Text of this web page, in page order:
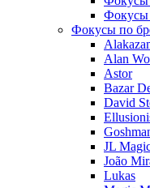
Фокусы
Фокусы по
Alan
Astor
Bazar
David
JL
João
Lukas